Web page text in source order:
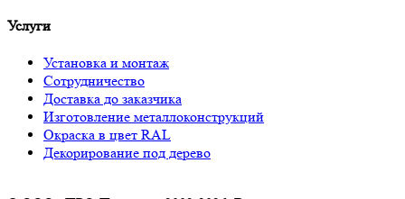
Услуги
Установка и монтаж
Сотрудничество
Доставка до заказчика
Изготовление металлоконструкций
Окраска в цвет RAL
Декорирование под дерево